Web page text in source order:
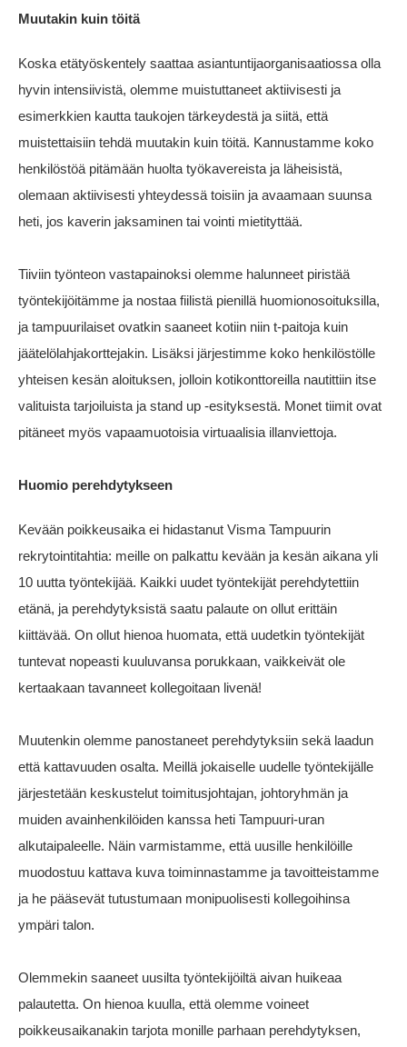
Muutakin kuin töitä
Koska etätyöskentely saattaa asiantuntijaorganisaatiossa olla
hyvin intensiivistä, olemme muistuttaneet aktiivisesti ja
esimerkkien kautta taukojen tärkeydestä ja siitä, että
muistettaisiin tehdä muutakin kuin töitä. Kannustamme koko
henkilöstöä pitämään huolta työkavereista ja läheisistä,
olemaan aktiivisesti yhteydessä toisiin ja avaamaan suunsa
heti, jos kaverin jaksaminen tai vointi mietityttää.
Tiiviin työnteon vastapainoksi olemme halunneet piristää
työntekijöitämme ja nostaa fiilistä pienillä huomionosoituksilla,
ja tampuurilaiset ovatkin saaneet kotiin niin t-paitoja kuin
jäätelölahjakorttejakin. Lisäksi järjestimme koko henkilöstölle
yhteisen kesän aloituksen, jolloin kotikonttoreilla nautittiin itse
valituista tarjoiluista ja stand up -esityksestä. Monet tiimit ovat
pitäneet myös vapaamuotoisia virtuaalisia illanviettoja.
Huomio perehdytykseen
Kevään poikkeusaika ei hidastanut Visma Tampuurin
rekrytointitahtia: meille on palkattu kevään ja kesän aikana yli
10 uutta työntekijää. Kaikki uudet työntekijät perehdytettiin
etänä, ja perehdytyksistä saatu palaute on ollut erittäin
kiittävää. On ollut hienoa huomata, että uudetkin työntekijät
tuntevat nopeasti kuuluvansa porukkaan, vaikkeivät ole
kertaakaan tavanneet kollegoitaan livenä!
Muutenkin olemme panostaneet perehdytyksiin sekä laadun
että kattavuuden osalta. Meillä jokaiselle uudelle työntekijälle
järjestetään keskustelut toimitusjohtajan, johtoryhmän ja
muiden avainhenkilöiden kanssa heti Tampuuri-uran
alkutaipaleelle. Näin varmistamme, että uusille henkilöille
muodostuu kattava kuva toiminnastamme ja tavoitteistamme
ja he pääsevät tutustumaan monipuolisesti kollegoihinsa
ympäri talon.
Olemmekin saaneet uusilta työntekijöiltä aivan huikeaa
palautetta. On hienoa kuulla, että olemme voineet
poikkeusaikanakin tarjota monille parhaan perehdytyksen,